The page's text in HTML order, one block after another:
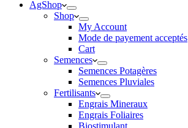
AgShop
Shop
My Account
Mode de payement acceptés
Cart
Semences
Semences Potagères
Semences Pluviales
Fertilisants
Engrais Mineraux
Engrais Foliaires
Biostimulant